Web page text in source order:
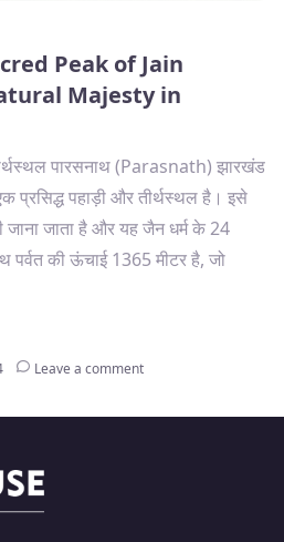
Peak of Jain
Majesty in
पारसनाथ (Parasnath) झारखंड
प्रसिद्ध पहाड़ी और तीर्थस्थल है। इसे
जाना जाता है और यह जैन धर्म के 24
पर्वत की ऊंचाई 1365 मीटर है, जो
Leave a comment